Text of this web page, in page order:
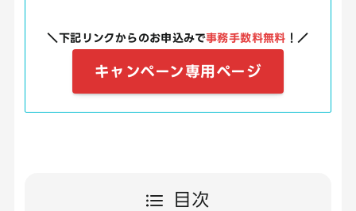
＼下記リンクからのお申込みで事務手数料無料 ！／
キャンペーン専用ページ
目次